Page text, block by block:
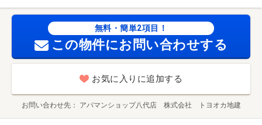
無料・簡単2項目！
この物件にお問い合わせする
お気に入りに追加する
お問い合わせ先 アパマンショップ八代店 株式会社 トヨオカ地建